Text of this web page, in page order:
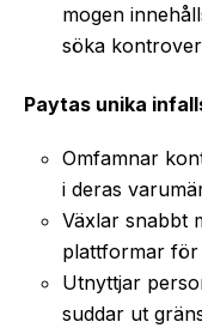
mogen
söka
Paytas unika
Omfamnar
i deras
Växlar snabbt
plattformar för
Utnyttjar
suddar ut